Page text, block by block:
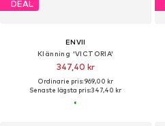
DEAL
ENVII
Klänning 'VICTORIA'
347,40 kr
Ordinarie pris: 969,00 kr
Senaste lägsta pris:347,40 kr